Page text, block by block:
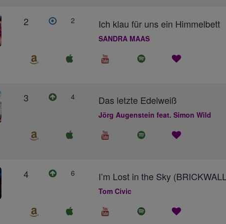
2 2 Ich klau für uns ein Himmelbett
SANDRA MAAS
3 4 Das letzte Edelweiß
Jörg Augenstein feat. Simon Wild
4 6 I’m Lost in the Sky
Tom Civic